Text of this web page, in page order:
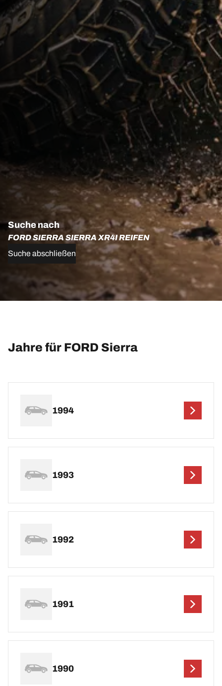
Suche nach
FORD SIERRA SIERRA XR4I REIFEN
Suche abschließen
Jahre für FORD Sierra
1994
1993
1992
1991
1990